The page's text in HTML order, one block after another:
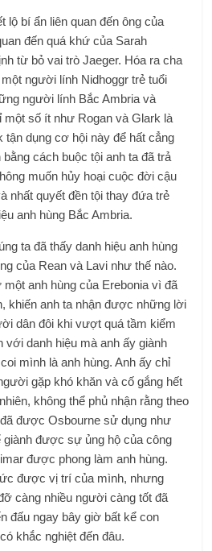
lộ bí ẩn liên quan đến ông của
đến quá khứ của Sarah
từ bỏ vai trò Jaeger. Hóa ra cha
người lính Nidhoggr trẻ tuổi
người lính Bắc Ambria và
một số ít như Rogan và Glark là
dụng cơ hội này để hất cẳng
cách buộc tội anh ta đã trả
muốn hủy hoại cuộc đời cậu
nhất quyết đền tội thay đứa trẻ
anh hùng Bắc Ambria.
ta đã thấy danh hiệu anh hùng
của Rean và Lavi như thế nào.
anh hùng của Erebonia vì đã
khiến anh ta nhận được những lời
dân đôi khi vượt quá tầm kiểm
với danh hiệu mà anh ấy giành
mình là anh hùng. Anh ấy chỉ
gặp khó khăn và cố gắng hết
không thể phủ nhận rằng theo
được Osbourne sử dụng như
giành được sự ủng hộ của công
được phong làm anh hùng.
được vị trí của mình, nhưng
càng nhiều người càng tốt đã
đấu ngay bây giờ bất kể con
khắc nghiệt đến đâu.